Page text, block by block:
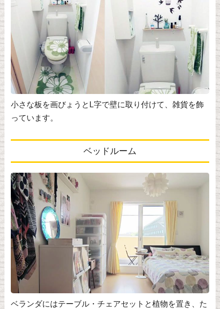
小さな板を画びょうとL字で壁に取り付けて、雑貨を飾
っています。
ベッドルーム
ベランダにはテーブル・チェアセットと植物を置き、た